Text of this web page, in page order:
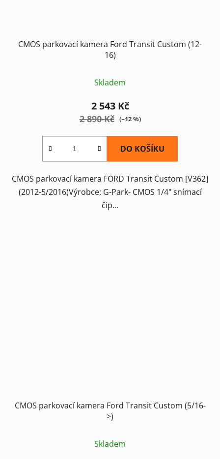
CMOS parkovací kamera Ford Transit Custom (12-
16)
Skladem
2 543 Kč
2 890 Kč (–12 %)
DO KOŠÍKU
CMOS parkovací kamera FORD Transit Custom [V362]
(2012-5/2016)Výrobce: G-Park- CMOS 1/4" snímací
čip...
CMOS parkovací kamera Ford Transit Custom (5/16-
>)
Skladem